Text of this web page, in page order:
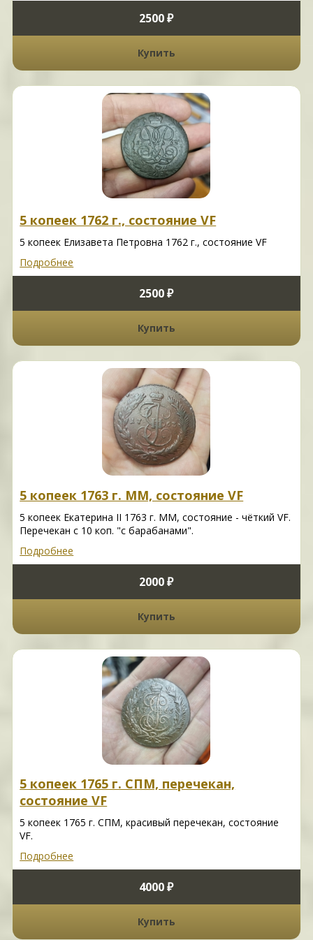
2500 ₽
Купить
5 копеек 1762 г., состояние VF
5 копеек Елизавета Петровна 1762 г., состояние VF
Подробнее
2500 ₽
Купить
5 копеек 1763 г. ММ, состояние VF
5 копеек Екатерина II 1763 г. ММ, состояние - чёткий VF.
Перечекан с 10 коп. "с барабанами".
Подробнее
2000 ₽
Купить
5 копеек 1765 г. СПМ, перечекан,
состояние VF
5 копеек 1765 г. СПМ, красивый перечекан, состояние
VF.
Подробнее
4000 ₽
Купить